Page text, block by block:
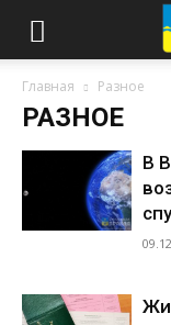
Главная Разное
РАЗНОЕ
В